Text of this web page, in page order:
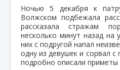
Ночью 5 декабря к
Волжском подбежала
рассказала стражам
несколько минут назад на
них с подругой напал
одну из девушек и сорвал с
подробно описали приметы